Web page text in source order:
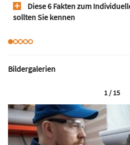
Diese 6 Fakten zum
sollten Sie kennen
Bildergalerien
1 / 15